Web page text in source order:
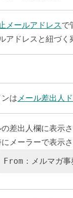
メールアドレスで
アドレスと紐づ
ンは メール差出人
の差出人欄に表示
にメーラーで表示
From：メルマ